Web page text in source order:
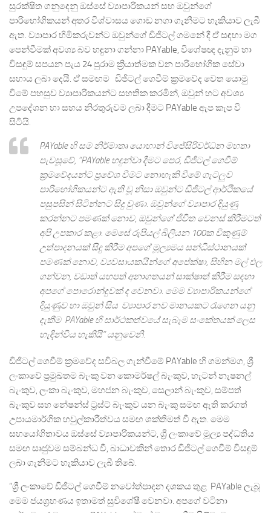
සුරක්ෂිත ගනුදෙනු ඔස්සේ ව්‍යාපාරිකයන් සහ ඔවුන්ගේ
පාරිභෝගිකයන් අතර විශ්වාසය ගොඩ නගා ගැනීමට හැකියාව ලැබී
ඇත. ව්‍යාපාර හිමිකරුවන්ට ඔවුන්ගේ ඩිජිටල් ගමනේ දී ඒ සඳහා මග
පෙන්වීමක් අවශ්‍ය බව හඳුනා ගන්නා PAYable, විශේෂඥ දැනුම හා
විසඳුම් සපයන පැය 24 පුරාම ක්‍රියාත්මක වන පාරිභෝගික සේවා
සහාය ලබා දෙයි. ඒ සමඟම ඩිජිටල් ගෙවීම් ක්‍රමවේද වෙත යොමු
වීමේ පහසුව ව්‍යාපාරිකයන්ට සහතික කරමින්, ඔවුන් හට අවශ්‍ය
උපදේශන හා සහය නිරතුරුවම ලබා දීමට PAYable ඇප කැප වී
සිටියි.
PAYable හි සම නිර්මාතෘ යොහාන් විජේසිරිවර්ධන මහතා
පැවසූවේ, “PAYable හඳුන්වා දීමට පෙර, ඩිජිටල් ගෙවීම්
ක්‍රමවේදයන්ට ප්‍රවේශ වීමට නොහැකි වීමේ ගැටලුව
පාරිභෝගිකයන්ට ඇති වූ නිසා ඔවුන්ට ඩිජිටල් ආර්ථිකයේ
පසුපසින් සිටින්නට සිදු වුණා. ඔවුන්ගේ ව්‍යාපාර දියුණු
කරන්නට පමණක් නොව, ඔවුන්ගේ ජීවිත වෙනස් කිරීමටත්
අපි උපකාර කළා. මෙසේ රුපියල් බිලියන 100ක විකුණුම්
උත්පාදනයක් සිදු කිරීම අපගේ මූල්‍යමය සන්ධිස්ථානයක්
පමණක් නොව, ව්‍යවසායකයින්ගේ අපේක්ෂා, සිහින මල් ඵල
ගන්වන, වඩාත් යහපත් අනාගතයන් සාක්ෂාත් කිරීම සඳහා
අපගේ පොරොන්දුවක් ද වෙනවා. මෙම ව්‍යාපාරිකයන්ගේ
දියුණුව හා ඔවුන් සිය ව්‍යාපාර නව මානයකට රැගෙන යනු
දැකීම PAYable හි සාර්ථකත්වයේ සැබෑම සංකේතයක් ලෙස
හැඳින්විය හැකියි” යනුවෙනි.
ඩිජිටල් ගෙවීම් ක්‍රමවේද සවිබල ගැන්වීමේ PAYable හි ගමන්මග, ශ්‍රී
ලංකාවේ ප්‍රමුඛතම බැංකු වන කොමර්ෂල් බැංකුව, හැටන් නැෂනල්
බැංකුව, ලංකා බැංකුව, මහජන බැංකුව, සෙලාන් බැංකුව, සම්පත්
බැංකුව සහ නේෂන්ස් ට්‍රස්ට් බැංකුව යන බැංකු සමඟ ඇති කරගත්
උපායමාර්ගික හවුල්කාරීත්වය සමඟ ශක්තිමත් වී ඇත. මෙම
සහයෝගිතාවය ඔස්සේ ව්‍යාපාරිකයන්ට, ශ්‍රී ලංකාවේ මූල්‍ය පද්ධතිය
සමඟ සෘජුවම සම්බන්ධ වී, බාධාවකින් තොර ඩිජිටල් ගෙවීම් විසඳුම්
ලබා ගැනීමට හැකියාව ලැබී තිබේ.
“ශ්‍රී ලංකාවේ ඩිජිටල් ගෙවීම් නවෝත්පාදන දශකය තුළ PAYable ලැබූ
මෙම ජයග්‍රහණය ඉතාමත් සුවිශේෂී වෙනවා. අපගේ වටිනා